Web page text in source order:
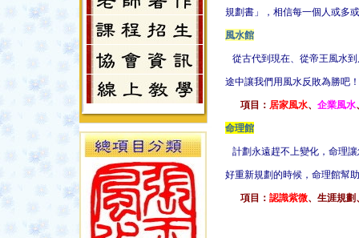
規劃書」，相信每一個人或多
風水館
從古代到現在、從帝王風水
途中讓我們用風水反敗為勝吧！
項目： 居家風水、 企業風水
命理館
計劃永遠趕不上變化，命理
好重新規劃的時候，命理館幫
項目： 認識紫微、 生涯規劃